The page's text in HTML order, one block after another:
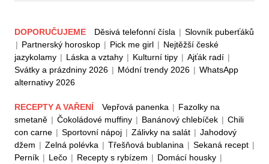
DOPORUČUJEME Děsivá telefonní čísla | Slovník puberťáků
| Partnerský horoskop | Pick me girl | Nejtěžší české
jazykolamy | Láska a vztahy | Kulturní tipy | Ajťák radí |
Svátky a prázdniny 2026 | Módní trendy 2026 | WhatsApp
alternativy 2026
RECEPTY A VAŘENÍ Vepřová panenka | Fazolky na
smetaně | Čokoládové muffiny | Banánový chlebíček | Chili
con carne | Sportovní nápoj | Zálivky na salát | Jahodový
džem | Zelná polévka | Třešňová bublanina | Sekaná recept |
Perník | Lečo | Recepty s rybízem | Domácí housky |